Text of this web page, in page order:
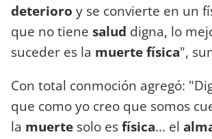
deterioro y se convierte en un
que no tiene salud digna, lo
suceder es la muerte física",
Con total conmoción agregó:
que como yo creo que somos
la muerte solo esfísica... el